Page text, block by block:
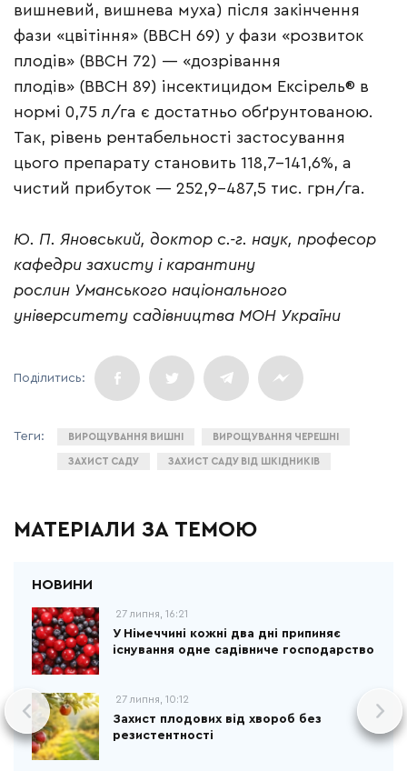
вишневий, вишнева муха) після закінчення
фази «цвітіння» (ВВСН 69) у фази «розвиток
плодів» (ВВСН 72) — «дозрівання
плодів» (ВВСН 89) інсектицидом Ексірель® в
нормі 0,75 л/га є достатньо обґрунтованою.
Так, рівень рентабельності застосування
цього препарату становить 118,7–141,6%, а
чистий прибуток — 252,9–487,5 тис. грн/га.
Ю. П. Яновський, доктор с.-г. наук, професор
кафедри захисту і карантину
рослин Уманського національного
університету садівництва МОН України
ВИРОЩУВАННЯ ВИШНІ ВИРОЩУВАННЯ ЧЕРЕШНІ
ЗАХИСТ САДУ ЗАХИСТ САДУ ВІД ШКІДНИКІВ
МАТЕРІАЛИ ЗА ТЕМОЮ
27 липня, 16:21
У Німеччині кожні два дні припиняє
існування одне садівниче господарство
27 липня, 10:12
Захист плодових від хвороб без
резистентності